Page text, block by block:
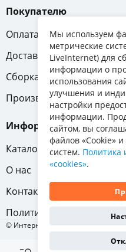
Покупателю
Оплата
Доставка
Сборка
Производители
Информация
Каталог мебели
О нас
Контакты
Политика
© Интернет-магазин «Отличная
Мы используем
метрические
LiveInternet) для
информации о
использования
улучшения и
настройки
информации.
сайтом, вы
файлов «Cookie»
систем. Политика
«cookies».